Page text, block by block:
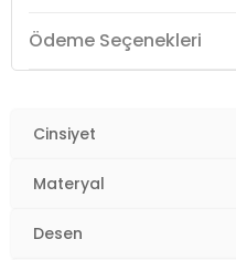
Giyim Tarzı:Günlük/Casual
Mevsim:
Materyal:
Yaka Tipi:
Ödeme Seçenekleri
Cinsiyet
Materyal
Desen